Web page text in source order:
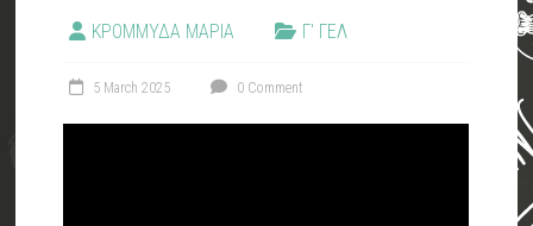
ΚΡΟΜΜΥΔΑ ΜΑΡΙΑ Γ' ΓΕΛ
5 March 2025 0 Comment